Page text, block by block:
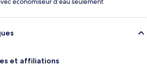
et affiliations